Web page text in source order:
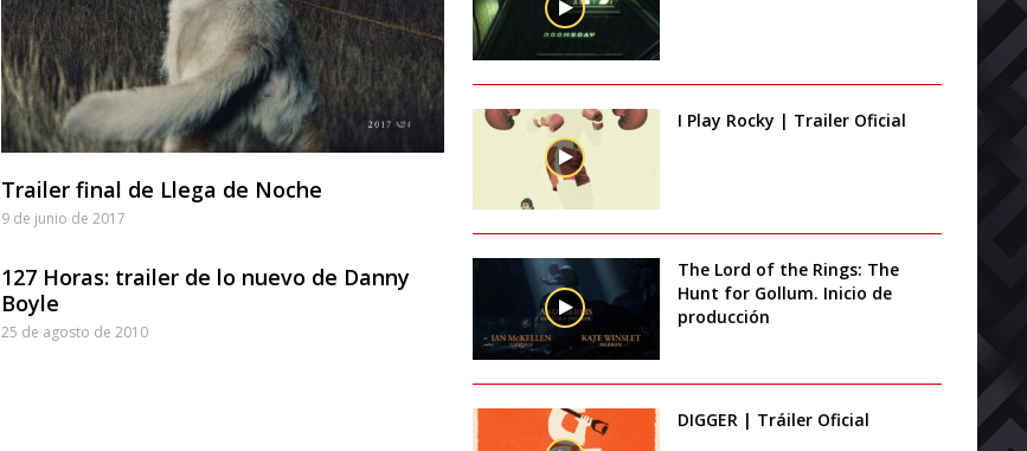
Trailer final de Llega de Noche
9 de junio de 2017
127 Horas: trailer de lo nuevo de Danny
Boyle
25 de agosto de 2010
I Play Rocky | Trailer Oficial
The Lord of the Rings: The
Hunt for Gollum. Inicio de
producción
DIGGER | Tráiler Oficial